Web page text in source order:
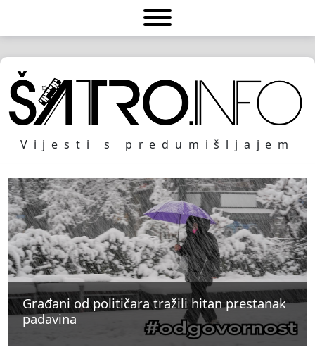
Vijesti s predumišljajem
Građani od političara tražili hitan prestanak
padavina
Građani od političara tražili hitan prestanak
padavina
Građani od političara tražili hitan prestanak
padavina